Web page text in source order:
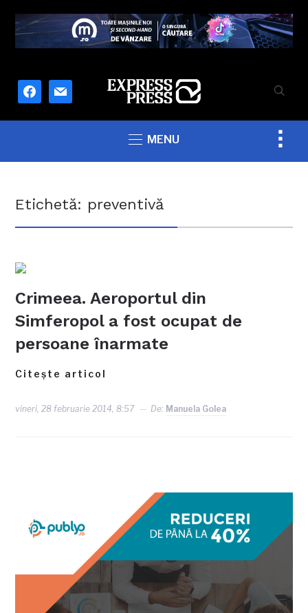
facebook
mail
MENU
Etichetă: preventivă
Crimeea. Aeroportul din
Simferopol a fost ocupat de
persoane înarmate
Citește articol
vineri, 28 februarie 2014, 8:57 De: Manuela Golea